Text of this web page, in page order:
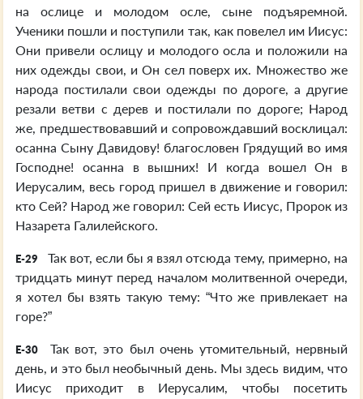
на ослице и молодом осле, сыне подъяремной.
Ученики пошли и поступили так, как повелел им Иисус:
Они привели ослицу и молодого осла и положили на
них одежды свои, и Он сел поверх их. Множество же
народа постилали свои одежды по дороге, а другие
резали ветви с дерев и постилали по дороге; Народ
же, предшествовавший и сопровождавший восклицал:
осанна Сыну Давидову! благословен Грядущий во имя
Господне! осанна в вышних! И когда вошел Он в
Иерусалим, весь город пришел в движение и говорил:
кто Сей? Народ же говорил: Сей есть Иисус, Пророк из
Назарета Галилейского.
E-29
Так вот, если бы я взял отсюда тему, примерно, на
тридцать минут перед началом молитвенной очереди,
я хотел бы взять такую тему: “Что же привлекает на
горе?”
E-30
Так вот, это был очень утомительный, нервный
день, и это был необычный день. Мы здесь видим, что
Иисус приходит в Иерусалим, чтобы посетить